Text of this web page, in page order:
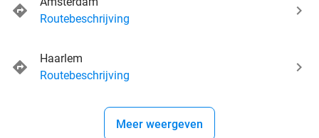
Routebeschrijving
Haarlem
Routebeschrijving
Meer weergeven